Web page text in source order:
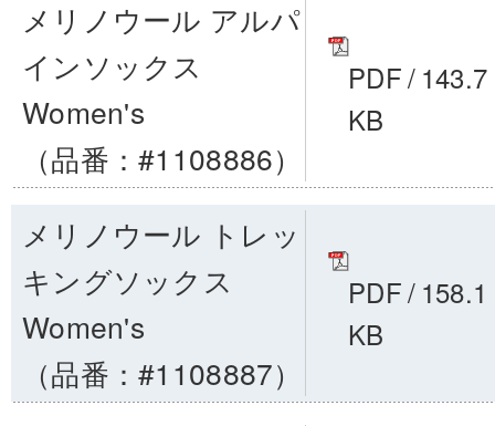
メリノウール アルパ
インソックス
Women's
（品番：#1108886）
PDF/ 143.7
KB
メリノウール トレッ
キングソックス
Women's
（品番：#1108887）
PDF/ 158.1
KB